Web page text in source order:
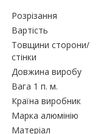
Розрізання
Вартість
Товщини сторони/
стінки
Довжина виробу
Вага 1 п. м.
Країна виробник
Марка алюмінію
Матеріал